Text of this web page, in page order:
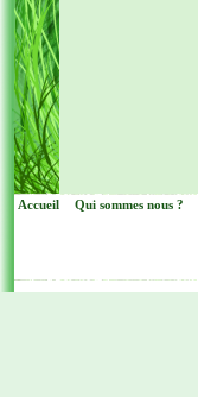
Accueil Qui sommes nous ?